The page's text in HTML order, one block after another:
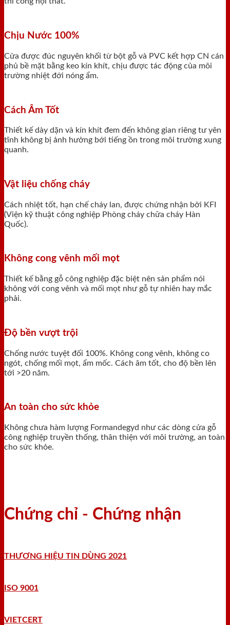
Chịu Nước 100%
Cửa được đúc nguyên khối từ bột gỗ và PVC kết hợp CN cán
phủ bề mặt bằng keo kín khít, chịu được tác động của môi
trường nhiệt đới nóng ẩm.
Cách Âm Tốt
Thiết kế dày dặn và kín khít đem đến không gian riêng tư yên
tĩnh không bị ảnh hưởng bới tiếng ồn trong môi trường xung
quanh.
Vật liệu chống cháy
Cách nhiệt tốt, hạn chế cháy lan, được chứng nhận bởi KFI
(Viện kỹ thuật công nghiệp Phòng cháy chữa cháy Hàn
Quốc).
Không cong vênh mối mọt
Thiết kế bằng gỗ công nghiệp đặc biệt nên sản phẩm nói
không với cong vênh và mối mọt như gỗ tự nhiên hay mắc
phải.
Độ bền vượt trội
Chống nước tuyệt đối 100%. Không cong vênh, không co
ngót, chống mối mọt, ẩm mốc. Cách âm tốt, cho độ bền lên
tới >20 năm.
An toàn cho sức khỏe
Không chưa hàm lượng Formandegyd như các dòng cửa gỗ
công nghiệp truyền thống, thân thiện với môi trường, an toàn
cho sức khỏe.
Chứng chỉ - Chứng nhận
THƯƠNG HIỆU TIN DÙNG 2021
ISO 9001
VIETCERT